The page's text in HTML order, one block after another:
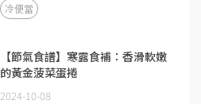
冷便當
【節氣食譜】寒露食補：香滑軟嫩
的黃金菠菜蛋捲
2024-10-08